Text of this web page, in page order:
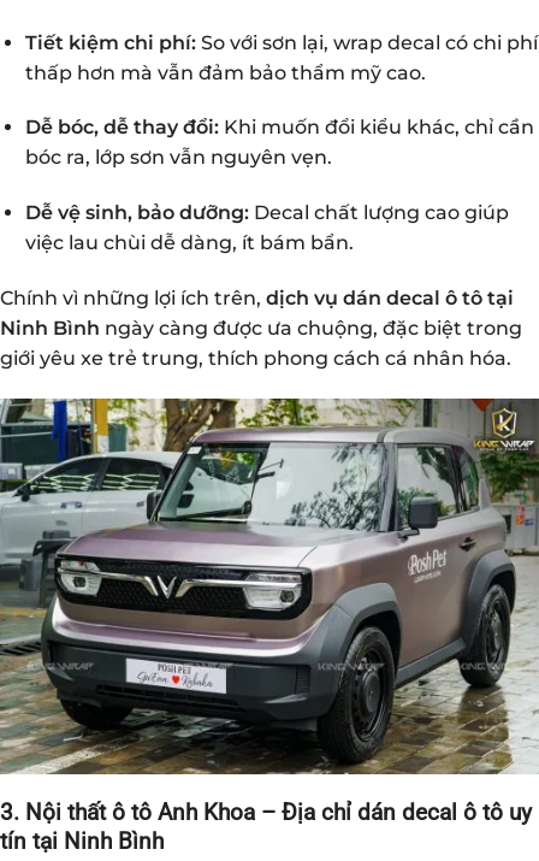
Tiết kiệm chi phí:So với sơn lại, wrap decal có chi phí
thấp hơn mà vẫn đảm bảo thẩm mỹ cao.
Dễ bóc, dễ thay đổi:Khi muốn đổi kiểu khác, chỉ cần
bóc ra, lớp sơn vẫn nguyên vẹn.
Dễ vệ sinh, bảo dưỡng:Decal chất lượng cao giúp
việc lau chùi dễ dàng, ít bám bẩn.
Chính vì những lợi ích trên, dịch vụ dán decal ô tô tại
Ninh Bình ngày càng được ưa chuộng, đặc biệt trong
giới yêu xe trẻ trung, thích phong cách cá nhân hóa.
3. Nội thất ô tô Anh Khoa – Địa chỉ dán decal ô tô uy
tín tại Ninh Bình